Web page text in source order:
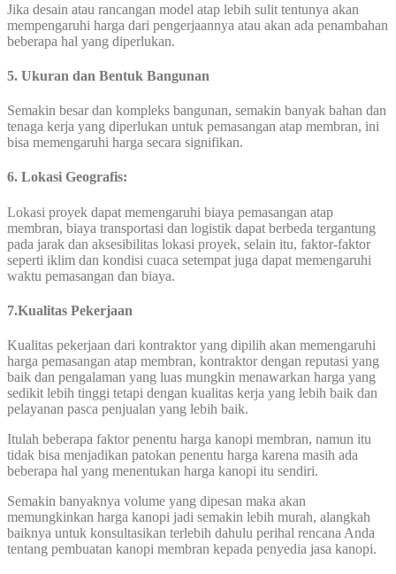
Jika desain atau rancangan model atap lebih sulit tentunya akan
mempengaruhi harga dari pengerjaannya atau akan ada penambahan
beberapa hal yang diperlukan.
5. Ukuran dan Bentuk Bangunan
Semakin besar dan kompleks bangunan, semakin banyak bahan dan
tenaga kerja yang diperlukan untuk pemasangan atap membran, ini
bisa memengaruhi harga secara signifikan.
6. Lokasi Geografis:
Lokasi proyek dapat memengaruhi biaya pemasangan atap
membran, biaya transportasi dan logistik dapat berbeda tergantung
pada jarak dan aksesibilitas lokasi proyek, selain itu, faktor-faktor
seperti iklim dan kondisi cuaca setempat juga dapat memengaruhi
waktu pemasangan dan biaya.
7.Kualitas Pekerjaan
Kualitas pekerjaan dari kontraktor yang dipilih akan memengaruhi
harga pemasangan atap membran, kontraktor dengan reputasi yang
baik dan pengalaman yang luas mungkin menawarkan harga yang
sedikit lebih tinggi tetapi dengan kualitas kerja yang lebih baik dan
pelayanan pasca penjualan yang lebih baik.
Itulah beberapa faktor penentu harga kanopi membran, namun itu
tidak bisa menjadikan patokan penentu harga karena masih ada
beberapa hal yang menentukan harga kanopi itu sendiri.
Semakin banyaknya volume yang dipesan maka akan
memungkinkan harga kanopi jadi semakin lebih murah, alangkah
baiknya untuk konsultasikan terlebih dahulu perihal rencana Anda
tentang pembuatan kanopi membran kepada penyedia jasa kanopi.